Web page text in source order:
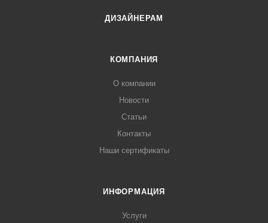
ДИЗАЙНЕРАМ
КОМПАНИЯ
О компании
Новости
Статьи
Контакты
Наши сертификаты
ИНФОРМАЦИЯ
Услуги